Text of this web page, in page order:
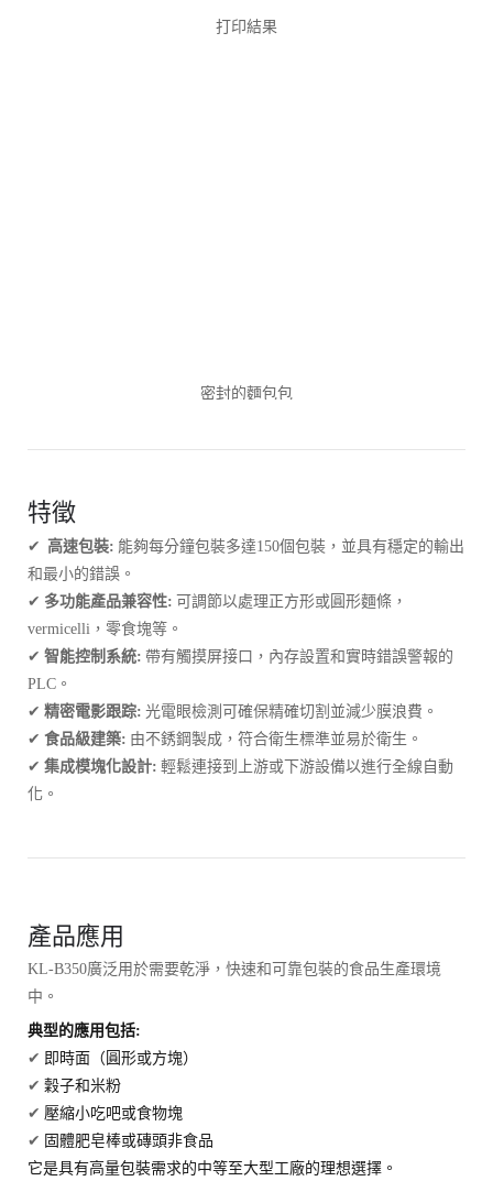
打印結果
密封的麵包包
特徵
✔ 高速包裝: 能夠每分鐘包裝多達150個包裝，並具有穩定的輸出
和最小的錯誤。
✔ 多功能產品兼容性: 可調節以處理正方形或圓形麵條，
vermicelli，零食塊等。
✔ 智能控制系統: 帶有觸摸屏接口，內存設置和實時錯誤警報的
PLC。
✔ 精密電影跟踪: 光電眼檢測可確保精確切割並減少膜浪費。
✔ 食品級建築: 由不銹鋼製成，符合衛生標準並易於衛生。
✔ 集成模塊化設計: 輕鬆連接到上游或下游設備以進行全線自動
化。
產品應用
KL-B350廣泛用於需要乾淨，快速和可靠包裝的食品生產環境
中。
典型的應用包括:
✔ 即時面（圓形或方塊）
✔ 穀子和米粉
✔ 壓縮小吃吧或食物塊
✔ 固體肥皂棒或磚頭非食品
它是具有高量包裝需求的中等至大型工廠的理想選擇。